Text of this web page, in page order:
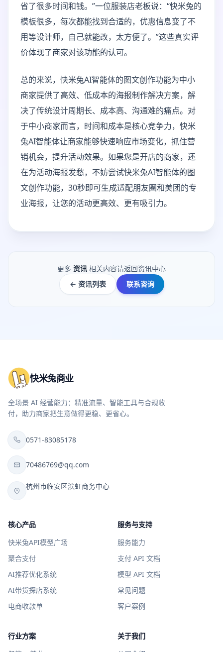
省了很多时间和钱。”一位服装店老板说：“快米兔的
模板很多，每次都能找到合适的，优惠信息变了不
用等设计师，自己就能改，太方便了。”这些真实评
价体现了商家对该功能的认可。
总的来说，快米兔AI智能体的图文创作功能为中小
商家提供了高效、低成本的海报制作解决方案，解
决了传统设计周期长、成本高、沟通难的痛点。对
于中小商家而言，时间和成本是核心竞争力，快米
兔AI智能体让商家能够快速响应市场变化，抓住营
销机会，提升活动效果。如果您是开店的商家，还
在为活动海报发愁，不妨尝试快米兔AI智能体的图
文创作功能，30秒即可生成适配朋友圈和美团的专
业海报，让您的活动更高效、更有吸引力。
更多 资讯 相关内容请返回资讯中心
← 资讯列表
联系咨询
快米兔商业
全场景 AI 经营能力：精准流量、智能工具与合规收
付，助力商家把生意做得更稳、更省心。
0571-83085178
70486769@qq.com
杭州市临安区滨虹商务中心
核心产品
快米兔API模型广场
聚合支付
AI推荐优化系统
AI带货探店系统
电商收款单
服务与支持
服务能力
支付 API 文档
模型 API 文档
常见问题
客户案例
行业方案
关于我们